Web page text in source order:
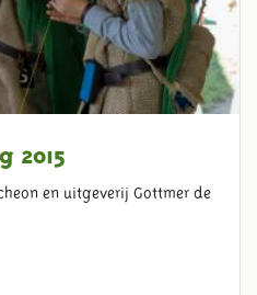
2015
en uitgeverij Gottmer de